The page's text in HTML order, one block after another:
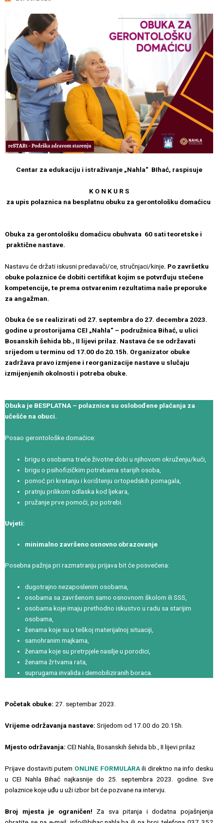
Centar za edukaciju i istraživanje „Nahla“ BIhać, raspisuje
K O N K U R S
za upis polaznica na besplatnu obuku za gerontološku domaćicu
Obuka za gerontološku domaćicu obuhvata 60 sati teoretske i
praktične nastave.
Nastavu će držati iskusni predavači/ce, stručnjaci/kinje. Po završetku
obuke polaznice će dobiti certifikat kojim se potvrđuju stečene
kompetencije, te prema ostvarenim rezultatima naše preporuke
za angažman.
Obuka će se realizirati od 27. septembra do 27. decembra 2023.
godine u prostorijama CEI „Nahla“ – podružnica Bihać, u ulici
Bosanskih šehida bb., II lijevi prilaz. Nastava će se održavati
srijedom u terminu od 17.00 do 20.15h. Organizator obuke
zadržava pravo izmjene i reorganizacije nastave u slučaju
izmijenjenih okolnosti i potreba obuke.
Obuka je BESPLATNA – polaznice su oslobođene plaćanja za
učešće na obuci.
Posao gerontološke domaćice:
brigu o osobama treće životne dobi u njihovom okruženju/kući,
brigu o psihofizičkim potrebama starijih osoba,
pomoć pri kretanju i korištenju ortopedskih pomagala,
pratnju prilikom odlaska kod ljekara,
pružanje prve pomoći, po potrebi.
Uvjeti:
minimalno završeno osnovno obrazovanje
Posebna pažnja pri razmatranju prijava bit će posvećena:
dugotrajno nezaposlenim osobama,
osobama sa završenom samo osnovnom školom ili SSS,
osobama koje imaju prethodno iskustvo u radu sa starijim
osobama,
ženama koje su u teškoj materijalnoj situaciji,
samohranim majkama,
ženama koje su pretrpjele nasilje u porodici,
ženama žrtvama rata,
suprugama invalida i demobiliziranih boraca.
Početak obuke: 27. septembar 2023.
Vrijeme održavanja nastave: Srijedom od 17.00 do 20.15h.
Mjesto održavanja: CEI Nahla, Bosanskih šehida bb., II lijevi prilaz
Prijave dostaviti putem ONLINE FORMULARAili direktno na info desku
u CEI Nahla Bihać najkasnije do 25. septembra 2023. godine. Sve
polaznice koje uđu u uži izbor bit će pozvane na intervju.
Broj mjesta je ograničen! Za sva pitanja i dodatna pojašnjenja